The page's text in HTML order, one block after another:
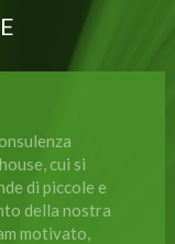
cui si
di piccole e
della nostra
motivato,